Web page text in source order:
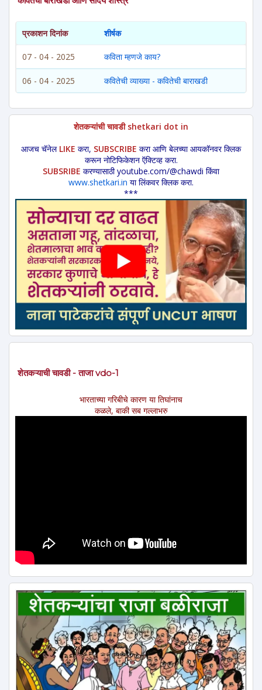
प्रकाशन दिनांक शीर्षक
07 - 04 - 2025 कविता म्हणजे काय?
06 - 04 - 2025 कवितेची व्याख्या - कवितेची बाराखडी
शेतकऱ्यांची चावडी shetkari dot in
आजच चॅनेल LIKE करा, SUBSCRIBE करा आणि बेलच्या आयकॉनवर क्लिक
करून नोटिफिकेशन ऍक्टिव्ह करा.
SUBSRIBE करण्यासाठी youtube.com/@chawdi किंवा
www.shetkari.in या लिंकवर क्लिक करा.
***
शेतकऱ्याची चावडी - ताजा vdo-1
भारताच्या गरिबीचे कारण या तिघांनाच
कळले, बाकी सब गल्लाभरु